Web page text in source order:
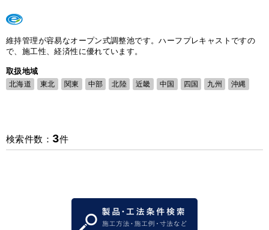
維持管理が容易なオープン式調整池です。ハーフプレキャストですの
で、施工性、経済性に優れています。
取扱地域
北海道 東北 関東 中部 北陸 近畿 中国 四国 九州 沖縄
検索件数： 3件